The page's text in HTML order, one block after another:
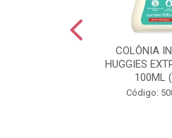
COLÔNIA
HUGGIES
100ML
Código: